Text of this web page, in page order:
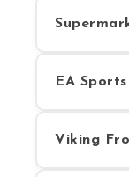
EA
Viking